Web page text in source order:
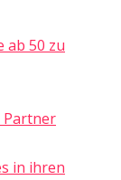
ab 50 zu
Partner
in ihren